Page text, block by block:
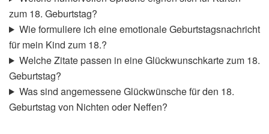
zum 18. Geburtstag?
Wie formuliere ich eine emotionale Geburtstagsnachricht
für mein Kind zum 18.?
Welche Zitate passen in eine Glückwunschkarte zum 18.
Geburtstag?
Was sind angemessene Glückwünsche für den 18.
Geburtstag von Nichten oder Neffen?